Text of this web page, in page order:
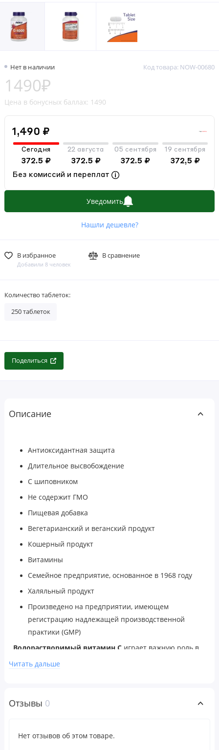
Нет в наличии Код товара: NOW-00680
1490₽
Цена в бонусных баллах: 1490
1,490 ₽
Сегодня
372.5 ₽
22 августа
372.5 ₽
05 сентября
372.5 ₽
19 сентября
372,5 ₽
Без комиссий и переплат
Уведомить
Нашли дешевле?
В избранное
Добавили 8 человек
В сравнение
Количество таблеток:
250 таблеток
Поделиться
Описание
Антиоксидантная защита
Длительное высвобождение
С шиповником
Не содержит ГМО
Пищевая добавка
Вегетарианский и веганский продукт
Кошерный продукт
Витамины
Семейное предприятие, основанное в 1968 году
Халяльный продукт
Произведено на предприятии, имеющем
регистрацию надлежащей производственной
практики (GMP)
Водорастворимый витамин C играет важную роль в
соединительной ткани), а значит, имеет важное
нейромедиаторов, способствует усвоению многих
Читать дальше
Отзывы 0
Нет отзывов об этом товаре.